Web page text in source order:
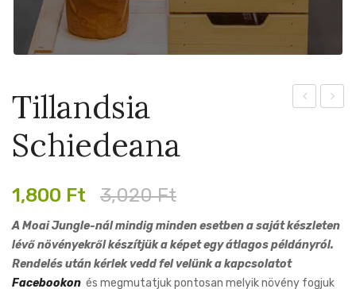
Tillandsia
Schiedeana
3,020Ft
Original
was:
3,020 Ft.
1,800 Ft
Current
is:
1,800 Ft.
A Moai Jungle-nál mindig minden esetben a saját készleten
lévő növényekről készítjük a képet egy átlagos példányról.
Rendelés után kérlek vedd fel velünk a kapcsolatot
Facebookon és megmutatjuk pontosan melyik növény fogjuk